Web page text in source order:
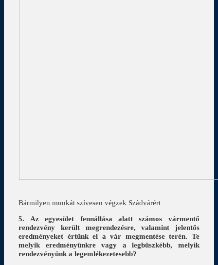
Bármilyen munkát szívesen végzek Szádvárért
5. Az egyesület fennállása alatt számos vármentő
rendezvény került megrendezésre, valamint jelentős
eredményeket értünk el a vár megmentése terén. Te
melyik eredményünkre vagy a legbüszkébb, melyik
rendezvényünk a legemlékezetesebb?